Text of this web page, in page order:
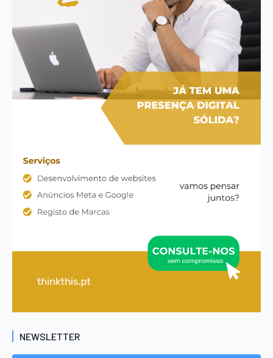
NEWSLETTER